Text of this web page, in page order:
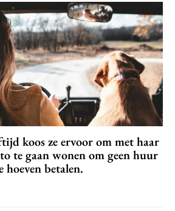
koos ze ervoor om met haar
te gaan wonen om geen huur
hoeven betalen.